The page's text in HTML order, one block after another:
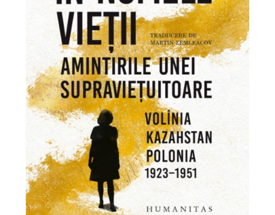
Istorie și Conspirații
Manuale și Dicționare
Medicină și Sănătate
Practic. Casă și Grădina
Psihologie
Religie
Spiritualitate
Știință și Tehnologie
Științe Politice
Științe Sociale si Umaniste